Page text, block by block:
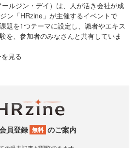
ルジン・デイ）は、人が活き会社が成
ン「HRzine」が主催するイベントで
題を1つテーマに設定し、識者やエキス
を、参加者のみなさんと共有していま
見る
員登録 無料 のご案内